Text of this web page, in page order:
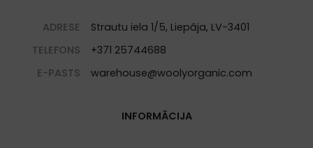
ADRESE
Strautu iela 1/5, Liepāja, LV-3401
TELEFONS
+371 25744688
E-PASTS
warehouse@woolyorganic.com
INFORMĀCIJA